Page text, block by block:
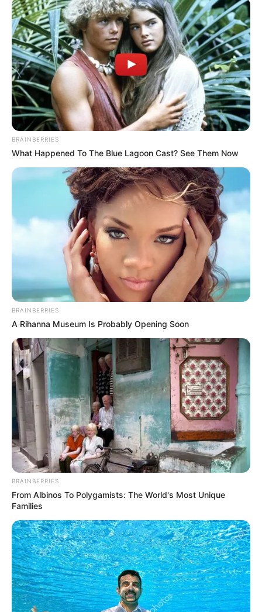
σχετικά με τη φοίτηση των ωφελούμενων
τέκνων (όπως ο αριθμός σχολικού μητρώου
για τους μαθητές), και η επαλήθευση του
προσωπικού κινητού τηλεφώνου στο οποίο θα
σταλούν οι κωδικοί των επιταγών με την
επιτυχή ολοκλήρωση της αίτησης.
Περισσότερα νέα από την Εύβοια
Κάθε πότε κληρώνει το τζόκερ, ποιες οι μέρες;
Μερομήνια 2026 – 2027: Τι καιρό θα κάνει;
Πότε ανοίγουν οι εγγραφές για τα
Πανεπιστήμια 2026 – Ημερομηνίες για
πρωτοετείς
Ακολουθήστε το evianews.com στο
Google
News
BRAINBERRIES
What Happened To The Blue Lagoon Cast? See Them Now
BRAINBERRIES
A Rihanna Museum Is Probably Opening Soon
BRAINBERRIES
From Albinos To Polygamists: The World's Most Unique
Families